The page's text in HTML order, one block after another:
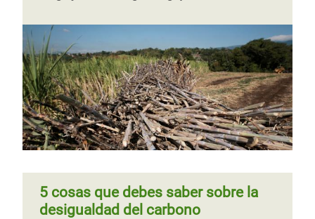
5 cosas que debes saber sobre la
desigualdad del carbono